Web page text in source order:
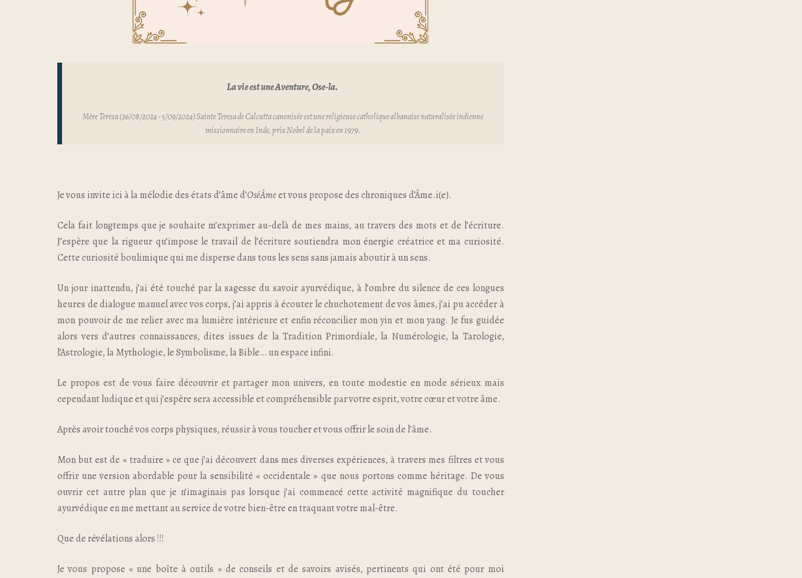
La vie est une Aventure, Ose-la.
Mère Teresa (26/08/2024-5/09/2024)Sainte Teresa de Calcutta canonisée est une religieuse catholique albanaise naturalisée indienne
missionnaire en Inde, prix Nobel de la paix en 1979.
Je vous invite ici à la mélodie des états d’âme d’OséÂmeet vous propose des chroniques d’Âme.i(e).
Cela fait longtemps que je souhaite m’exprimer au-delà de mes mains, au travers des mots et de l’écriture.
J’espère que la rigueur qu’impose le travail de l’écriture soutiendra mon énergie créatrice et ma curiosité.
Cette curiosité boulimique qui me disperse dans tous les sens sans jamais aboutir à un sens.
Un jour inattendu, j’ai été touché par la sagesse du savoir ayurvédique, à l’ombre du silence de ces longues
heures de dialogue manuel avec vos corps, j’ai appris à écouter le chuchotement de vos âmes, j’ai pu accéder à
mon pouvoir de me relier avec ma lumière intérieure et enfin réconcilier mon yin et mon yang. Je fus guidée
alors vers d’autres connaissances, dites issues de la Tradition Primordiale, la Numérologie, la Tarologie,
l’Astrologie, la Mythologie, le Symbolisme, la Bible… un espace infini.
Le propos est de vous faire découvrir et partager mon univers, en toute modestie en mode sérieux mais
cependant ludique et qui j’espère sera accessible et compréhensible par votre esprit, votre cœur et votre âme.
Après avoir touché vos corps physiques, réussir à vous toucher et vous offrir le soin de l’âme.
Mon but est de « traduire » ce que j’ai découvert dans mes diverses expériences, à travers mes filtres et vous
offrir une version abordable pour la sensibilité « occidentale » que nous portons comme héritage. De vous
ouvrir cet autre plan que je n’imaginais pas lorsque j’ai commencé cette activité magnifique du toucher
ayurvédique en me mettant au service de votre bien-être en traquant votre mal-être.
Que de révélations alors !!!
Je vous propose « une boîte à outils » de conseils et de savoirs avisés, pertinents qui ont été pour moi